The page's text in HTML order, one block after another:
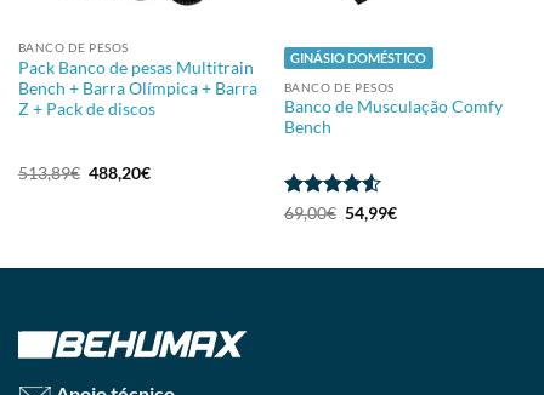
BANCO DE PESOS
Pack Banco de pesas Multitrain
Bench + Barra Olímpica + Barra
Z + Pack de discos
513,89€ 488,20€
GINÁSIO DOMÉSTICO
BANCO DE PESOS
Banco de Musculação Comfy
Bench
Avaliação
69,00€ 54,99€